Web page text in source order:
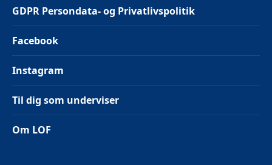
GDPR Persondata- og Privatlivspolitik
Facebook
Instagram
Til dig som underviser
Om LOF